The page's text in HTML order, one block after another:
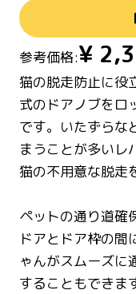
参考価格:¥
猫の脱走防止に役
式のドアノブをロ
です。いたずらな
まうことが多いレ
猫の不用意な脱走
ペットの通り道確
ドアとドア枠の間
ゃんがスムーズに
することもできま